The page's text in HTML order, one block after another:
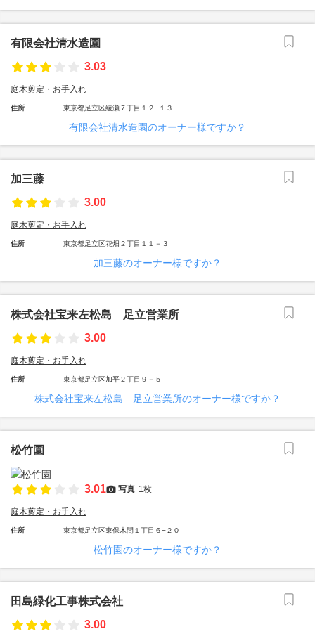
有限会社清水造園
3.03
庭木剪定・お手入れ
住所 東京都足立区綾瀬７丁目１２−１３
有限会社清水造園のオーナー様ですか？
加三藤
3.00
庭木剪定・お手入れ
住所 東京都足立区花畑２丁目１１－３
加三藤のオーナー様ですか？
株式会社宝来左松島 足立営業所
3.00
庭木剪定・お手入れ
住所 東京都足立区加平２丁目９－５
株式会社宝来左松島 足立営業所のオーナー様ですか？
松竹園
3.01 写真 1枚
庭木剪定・お手入れ
住所 東京都足立区東保木間１丁目６−２０
松竹園のオーナー様ですか？
田島緑化工事株式会社
3.00